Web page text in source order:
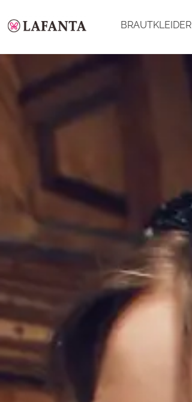
BRAUTKLEIDER